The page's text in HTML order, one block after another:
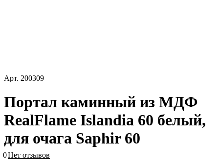
Арт. 200309
Портал каминный из МДФ
RealFlame Islandia 60 белый,
для очага Saphir 60
0Нет отзывов